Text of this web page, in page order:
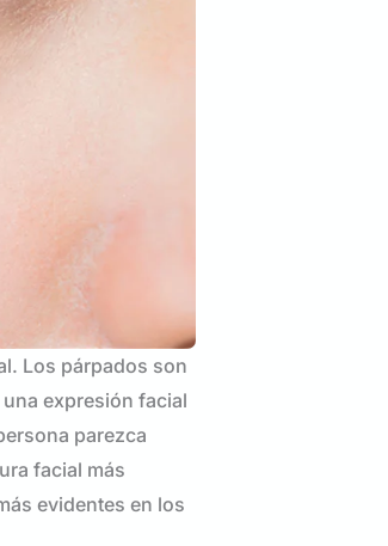
Los párpados son
expresión facial
parezca
facial más
evidentes en los